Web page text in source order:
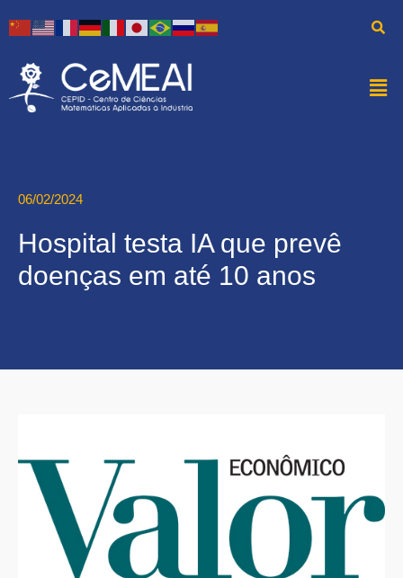
06/02/2024
Hospital testa IA que prevê
doenças em até 10 anos